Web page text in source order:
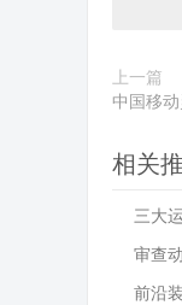
上一篇
中国移
相关
三大
审查
前沿